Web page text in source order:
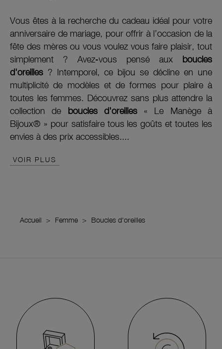
Vous êtes à la recherche du cadeau idéal pour votre
anniversaire de mariage, pour offrir à l’occasion de la
fête des mères ou vous voulez vous faire plaisir, tout
simplement ? Avez-vous pensé aux boucles
d'oreilles ? Intemporel, ce bijou se décline en une
multiplicité de modèles et de formes pour plaire à
toutes les femmes. Découvrez sans plus attendre la
collection de boucles d'oreilles« Le Manège à
Bijoux® » pour satisfaire tous les goûts et toutes les
envies à des prix accessibles....
VOIR PLUS
Accueil Femme Boucles d'oreilles